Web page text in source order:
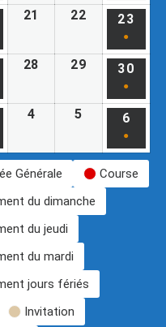
21 22 23
●
28 29 30
●
4 5 6
●
Générale
Course
du dimanche
du jeudi
du mardi
jours fériés
Invitation